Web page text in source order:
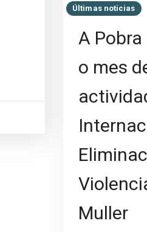
Últimas noticias
A
o mes
Muller